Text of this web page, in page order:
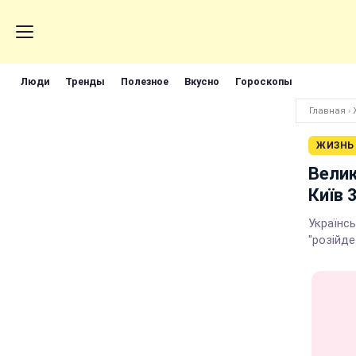
Люди Тренды Полезное Вкусно Гороскопы
Главная ›
ЖИЗНЬ
Київ